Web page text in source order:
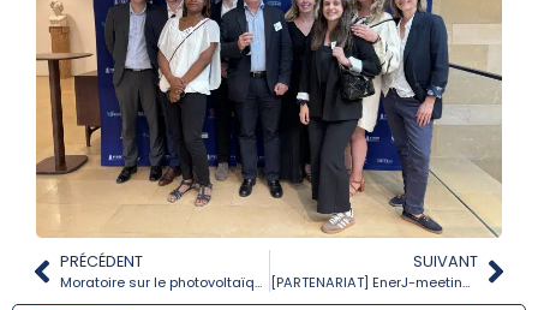
PRÉCÉDENT
Moratoire sur le photovoltaïque et l’éolien… Halte au feu !
SUIVANT
[PARTENARIAT] EnerJ-meeting Nantes 2025 : le rendez-vous des solutions pour un bâtiment performant et durable